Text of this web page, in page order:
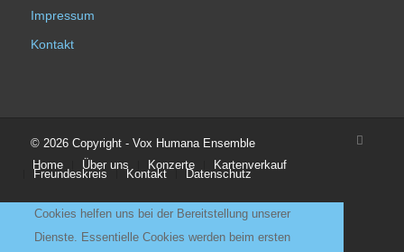
Impressum
Kontakt
© 2026 Copyright - Vox Humana Ensemble
Home
Über uns Konzerte Kartenverkauf
Freundeskreis Kontakt Datenschutz
Cookies helfen uns bei der Bereitstellung unserer
Dienste. Essentielle Cookies werden beim ersten